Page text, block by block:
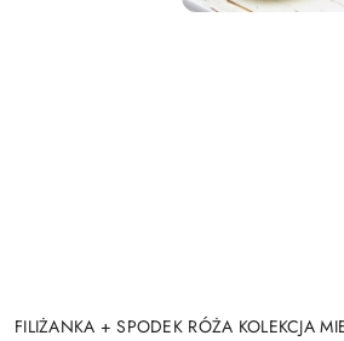
FILIŻANKA + SPODEK RÓŻA KOLEKCJA